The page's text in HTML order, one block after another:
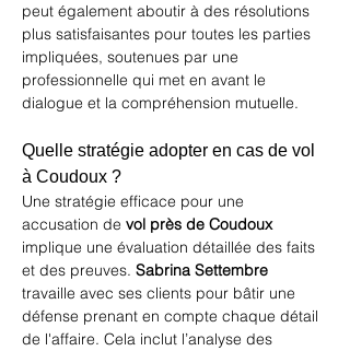
peut également aboutir à des résolutions
plus satisfaisantes pour toutes les parties
impliquées, soutenues par une
professionnelle qui met en avant le
dialogue et la compréhension mutuelle.
Quelle stratégie adopter en cas de vol
à Coudoux ?
Une stratégie efficace pour une
accusation de vol près de Coudoux
implique une évaluation détaillée des faits
et des preuves. Sabrina Settembre
travaille avec ses clients pour bâtir une
défense prenant en compte chaque détail
de l'affaire. Cela inclut l’analyse des